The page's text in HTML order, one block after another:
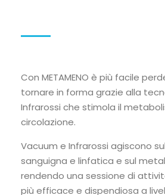
Con METAMENO è più facile
tornare in forma grazie alla
Infrarossi che stimola il
circolazione.
Vacuum e Infrarossi agiscono
sanguigna e linfatica e sul
rendendo una sessione di
più efficace e dispendiosa a